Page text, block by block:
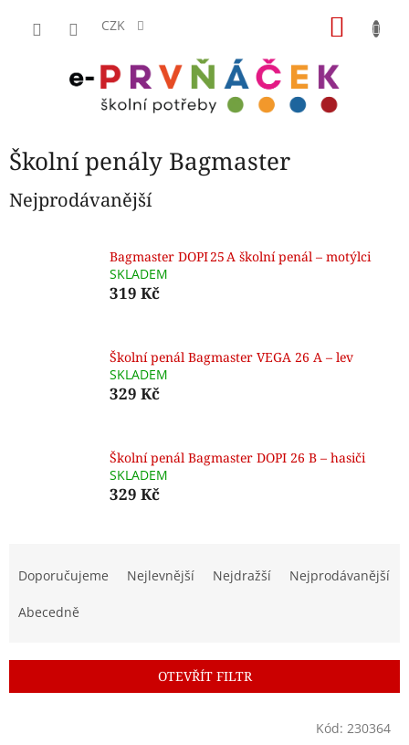
CZK
Školní penály Bagmaster
Nejprodávanější
Bagmaster DOPI 25 A školní penál – motýlci
SKLADEM
319 Kč
Školní penál Bagmaster VEGA 26 A – lev
SKLADEM
329 Kč
Školní penál Bagmaster DOPI 26 B – hasiči
SKLADEM
329 Kč
r
Doporučujeme Nejlevnější Nejdražší Nejprodávanější
Abecedně
OTEVŘÍT FILTR
Kód: 230364